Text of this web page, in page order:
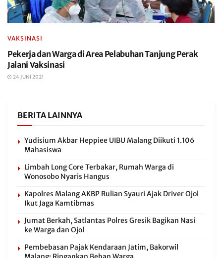
VAKSINASI
Pekerja dan Warga di Area Pelabuhan Tanjung Perak
Jalani Vaksinasi
24 JUNI 2021
BERITA LAINNYA
Yudisium Akbar Heppiee UIBU Malang Diikuti 1.106
Mahasiswa
Limbah Long Core Terbakar, Rumah Warga di
Wonosobo Nyaris Hangus
Kapolres Malang AKBP Rulian Syauri Ajak Driver Ojol
Ikut Jaga Kamtibmas
Jumat Berkah, Satlantas Polres Gresik Bagikan Nasi
ke Warga dan Ojol
Pembebasan Pajak Kendaraan Jatim, Bakorwil